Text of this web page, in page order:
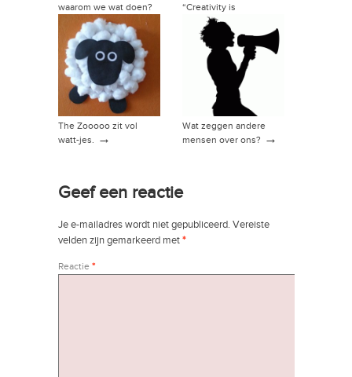
waarom we wat doen?
“Creativity is
intelligence having fun”
The Zooooo zit vol
watt-jes. →
Wat zeggen andere
mensen over ons? →
Geef een reactie
Je e-mailadres wordt niet gepubliceerd. Vereiste
velden zijn gemarkeerd met*
Reactie *